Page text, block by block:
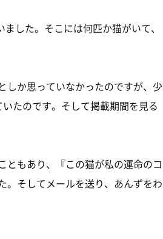
した。そこには何匹か猫がいて、
しか思っていなかったのですが、少
たのです。そして掲載期間を見る
ともあり、『この猫が私の運命のコ
。そしてメールを送り、あんずをわ